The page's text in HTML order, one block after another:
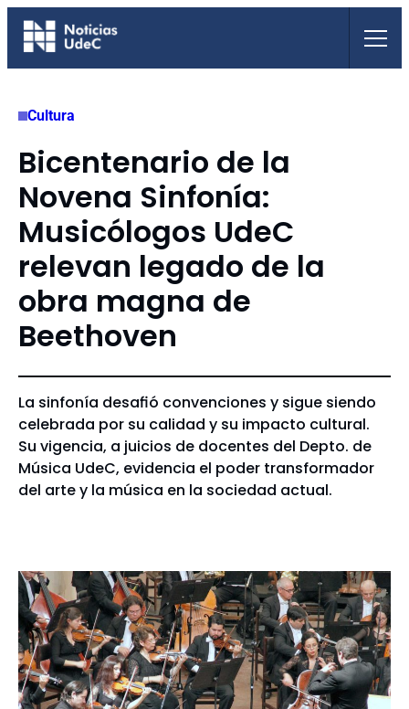
Saltar
Cultura
Bicentenario de la
Novena Sinfonía:
Musicólogos UdeC
relevan legado de la
obra magna de
Beethoven
La sinfonía desafió convenciones y sigue siendo
celebrada por su calidad y su impacto cultural.
Su vigencia, a juicios de docentes del Depto. de
Música UdeC, evidencia el poder transformador
del arte y la música en la sociedad actual.